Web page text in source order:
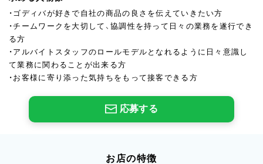
・ゴディバが好きで自社の商品の良さを伝えていきたい方
・チームワークを大切して、協調性を持って日々の業務を遂行でき
る方
・アルバイトスタッフのロールモデルとなれるように日々意識し
て業務に関わることが出来る方
・お客様に寄り添った気持ちをもって接客できる方
応募する
お店の特徴